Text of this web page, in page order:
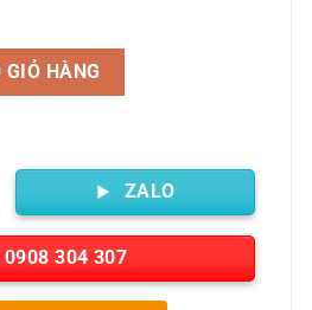
HÀNG
ZALO
0908 304 307